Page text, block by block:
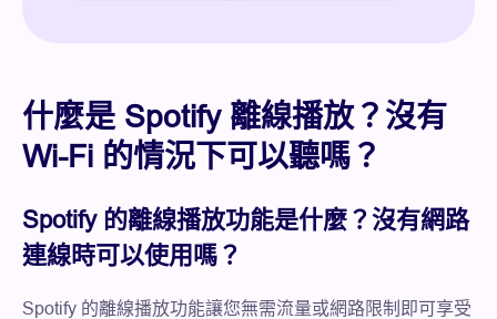
什麼是 Spotify 離線播放？沒有
Wi-Fi 的情況下可以聽嗎？
Spotify 的離線播放功能是什麼？沒有網路
連線時可以使用嗎？
Spotify 的離線播放功能讓您無需流量或網路限制即可享受